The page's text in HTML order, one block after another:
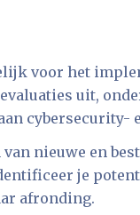
voor het
uit,
cybersecurity-
nieuwe en
je
afronding.